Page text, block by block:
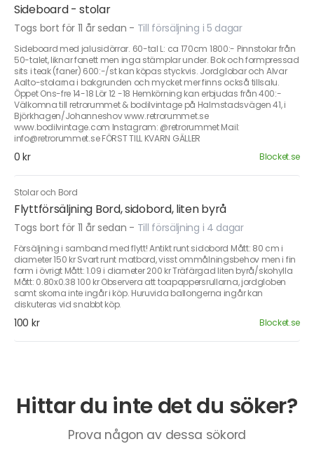
Sideboard - stolar
Togs bort för 11 år sedan - Till försäljning i 5 dagar
Sideboard med jalusidörrar. 60-tal L: ca 170cm 1800:- Pinnstolar från
50-talet, liknar fanett men inga stämplar under. Bok och formpressad
sits i teak (faner) 600:-/st kan köpas styckvis. Jordglobar och Alvar
Aalto-stolarna i bakgrunden och mycket mer finns också tillsalu.
Öppet Ons-fre 14-18 Lör 12 -18 Hemkörning kan erbjudas från 400:-
Välkomna till retrorummet & bodilvintage på Halmstadsvägen 41, i
Björkhagen/Johanneshov www.retrorummet.se
www.bodilvintage.com Instagram: @retrorummet Mail:
info@retrorummet.se FÖRST TILL KVARN GÄLLER
0 kr Blocket.se
Stolar och Bord
Flyttförsäljning Bord, sidobord, liten byrå
Togs bort för 11 år sedan - Till försäljning i 4 dagar
Försäljning i samband med flytt! Antikt runt sidobord Mått: 80 cm i
diameter 150 kr Svart runt matbord, visst ommålningsbehov men i fin
form i övrigt Mått: 1.09 i diameter 200 kr Träfärgad liten byrå/skohylla
Mått: 0.80x0.38 100 kr Observera att toapappersrullarna, jordgloben
samt skorna inte ingår i köp. Huruvida ballongerna ingår kan
diskuteras vid snabbt köp.
100 kr Blocket.se
Hittar du inte det du söker?
Prova någon av dessa sökord